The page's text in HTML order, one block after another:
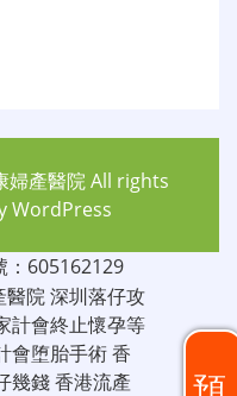
婦產醫院All rights
WordPress
：605162129
醫院深圳落仔攻
計會終止懷孕等
會堕胎手術香
幾錢香港流產